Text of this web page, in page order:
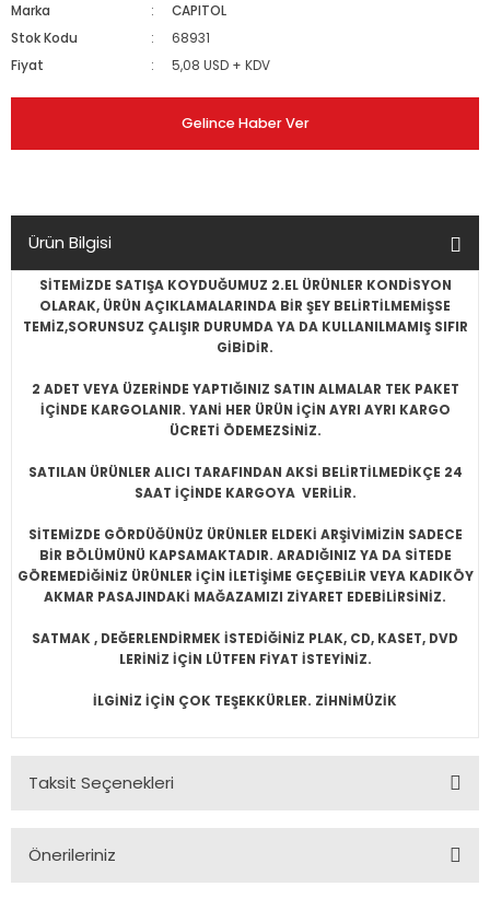
Marka
CAPITOL
Stok Kodu
68931
Fiyat
5,08 USD + KDV
Gelince Haber Ver
Ürün Bilgisi
SİTEMİZDE SATIŞA KOYDUĞUMUZ 2.EL ÜRÜNLER KONDİSYON
OLARAK, ÜRÜN AÇIKLAMALARINDA BİR ŞEY BELİRTİLMEMİŞSE
TEMİZ,SORUNSUZ ÇALIŞIR DURUMDA YA DA KULLANILMAMIŞ SIFIR
GİBİDİR.
2 ADET VEYA ÜZERİNDE YAPTIĞINIZ SATIN ALMALAR TEK PAKET
İÇİNDE KARGOLANIR. YANİ HER ÜRÜN İÇİN AYRI AYRI KARGO
ÜCRETİ ÖDEMEZSİNİZ.
SATILAN ÜRÜNLER ALICI TARAFINDAN AKSİ BELİRTİLMEDİKÇE 24
SAAT İÇİNDE KARGOYA VERİLİR.
SİTEMİZDE GÖRDÜĞÜNÜZ ÜRÜNLER ELDEKİ ARŞİVİMİZİN SADECE
BİR BÖLÜMÜNÜ KAPSAMAKTADIR. ARADIĞINIZ YA DA SİTEDE
GÖREMEDİĞİNİZ ÜRÜNLER İÇİN İLETİŞİME GEÇEBİLİR VEYA KADIKÖY
AKMAR PASAJINDAKİ MAĞAZAMIZI ZİYARET EDEBİLİRSİNİZ.
SATMAK , DEĞERLENDİRMEK İSTEDİĞİNİZ PLAK, CD, KASET, DVD
LERİNİZ İÇİN LÜTFEN FİYAT İSTEYİNİZ.
İLGİNİZ İÇİN ÇOK TEŞEKKÜRLER. ZİHNİMÜZİK
Taksit Seçenekleri
Önerileriniz